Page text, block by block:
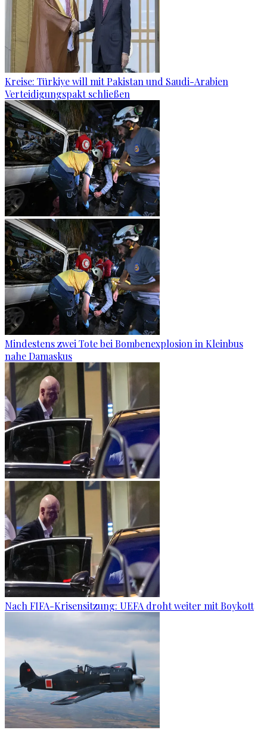
Kreise: Türkiye will mit Pakistan und Saudi-Arabien
Verteidigungspakt schließen
Mindestens zwei Tote bei Bombenexplosion in Kleinbus
nahe Damaskus
Nach FIFA-Krisensitzung: UEFA droht weiter mit Boykott